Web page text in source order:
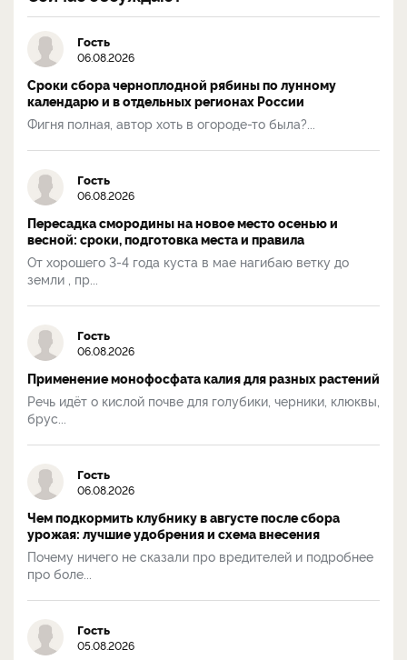
Гость
06.08.2026
Сроки сбора черноплодной рябины по лунному
календарю и в отдельных регионах России
Фигня полная, автор хоть в огороде-то была?...
Гость
06.08.2026
Пересадка смородины на новое место осенью и
весной: сроки, подготовка места и правила
От хорошего 3-4 года куста в мае нагибаю ветку до
земли , пр...
Гость
06.08.2026
Применение монофосфата калия для разных растений
Речь идёт о кислой почве для голубики, черники, клюквы,
брус...
Гость
06.08.2026
Чем подкормить клубнику в августе после сбора
урожая: лучшие удобрения и схема внесения
Почему ничего не сказали про вредителей и подробнее
про боле...
Гость
05.08.2026